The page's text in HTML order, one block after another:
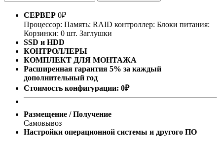
СЕРВЕР 0₽
Процессор: Память: RAID контроллер: Блоки питания:
Корзинки: 0 шт. Заглушки
SSD и HDD
КОНТРОЛЛЕРЫ
КОМПЛЕКТ ДЛЯ МОНТАЖА
Расширенная гарантия 5% за каждый
дополнительный год
Стоимость конфигурации: 0₽
Размещение / Получение
Самовывоз
Настройки операционной системы и другого ПО